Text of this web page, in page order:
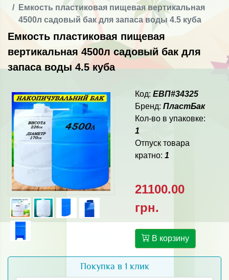
Емкость пластиковая пищевая вертикальная
4500л садовый бак для запаса воды 4.5 куба
Емкость пластиковая пищевая
вертикальная 4500л садовый бак для
запаса воды 4.5 куба
Код: ЕВП#34325
Бренд: ПластБак
Кол-во в упаковке:
1
Отпуск товара
кратно: 1
21100.00
грн.
В корзину
Покупка в 1 клик